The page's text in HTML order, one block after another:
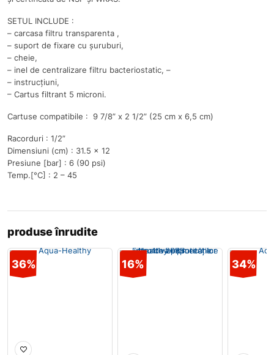
SETUL INCLUDE :
– carcasa filtru transparenta ,
– suport de fixare cu șuruburi,
– cheie,
– inel de centralizare filtru bacteriostatic, –
– instrucțiuni,
– Cartus filtrant 5 microni.
Cartuse compatibile : 9 7/8” x 2 1/2” (25 cm x 6,5 cm)
Racorduri : 1/2”
Dimensiuni (cm) : 31.5 x 12
Presiune [bar] : 6 (90 psi)
Temp.[°C] : 2 – 45
produse înrudite
36% 16% 34%